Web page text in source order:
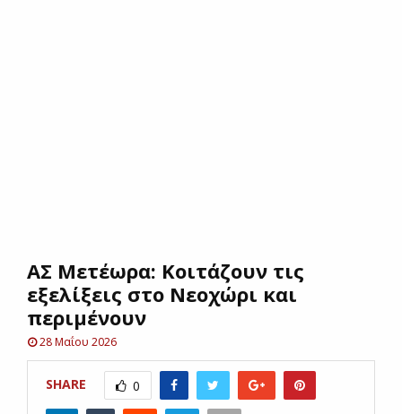
UΑΣ Μετέωρα: Κοιτάζουν τις
εξελίξεις στο Νεοχώρι και
περιμένουν
28 Μαΐου 2026
SHARE 0